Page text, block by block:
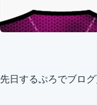
先日するぷろでブロ